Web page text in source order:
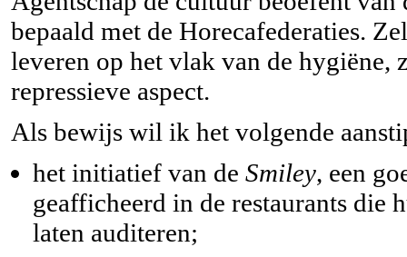
bepaald met de Horecafederaties.
leveren op het vlak van de hygiëne,
repressieve aspect.
Als bewijs wil ik het volgende
het initiatief van de Smiley, een
geafficheerd in de restaurants die
laten auditeren;